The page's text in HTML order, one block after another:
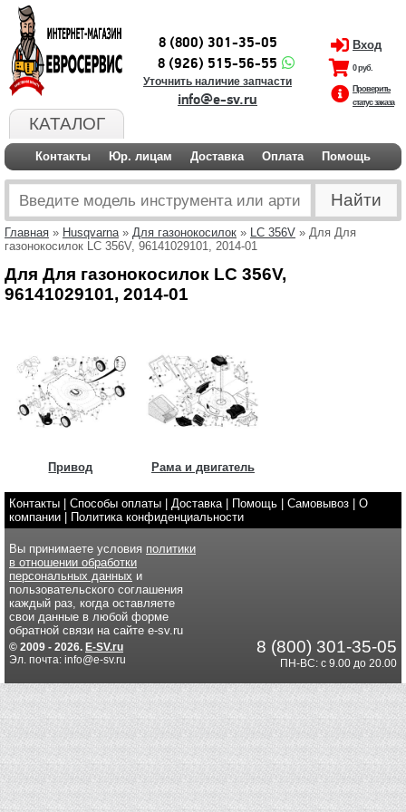
КАТАЛОГ
8 (800) 301-35-05
8 (926) 515-56-55
Уточнить наличие запчасти
info@e-sv.ru
Вход
0 руб.
Проверить
статус заказа
Контакты Юр. лицам Доставка Оплата Помощь
Главная » Husqvarna» Для газонокосилок » LC 356V » Для Для
газонокосилок LC 356V, 96141029101, 2014-01
Для Для газонокосилок LC 356V,
96141029101, 2014-01
Привод Рама и двигатель
Контакты Способы оплаты Доставка| Помощь Самовывоз
О
компании
Политика конфиденциальности
Вы принимаете условия политики
в отношении обработки
персональных данных и
пользовательского соглашения
каждый раз, когда оставляете
свои данные в любой форме
обратной связи на сайте e-sv.ru
© 2009 - 2026. E-SV.ru
Эл. почта: info@e-sv.ru
8 (800) 301-35-05
ПН-ВС: с 9.00 до 20.00